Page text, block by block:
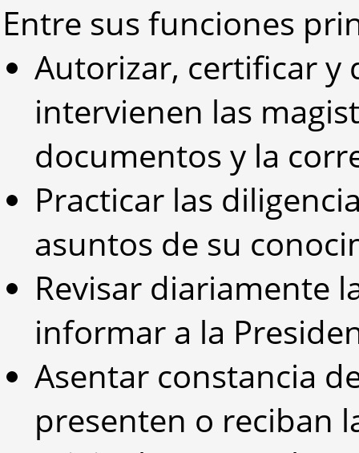
Entre sus funciones
Autorizar, certificar y
intervienen las
documentos y la
Practicar las
asuntos de su
Revisar diariamente
informar a la
Asentar constancia
presenten o reciban